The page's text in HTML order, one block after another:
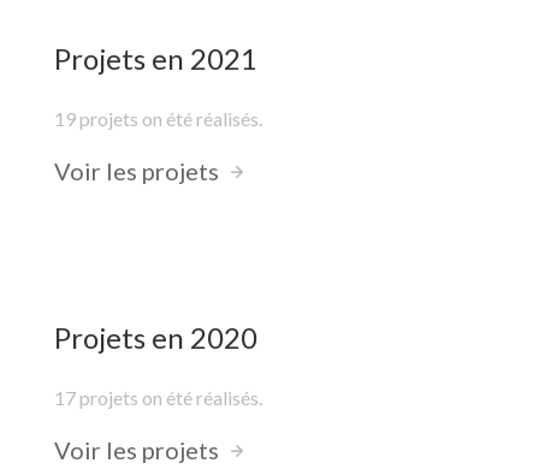
Projets en 2021
19 projets on été réalisés.
Voir les projets
Projets en 2020
17 projets on été réalisés.
Voir les projets